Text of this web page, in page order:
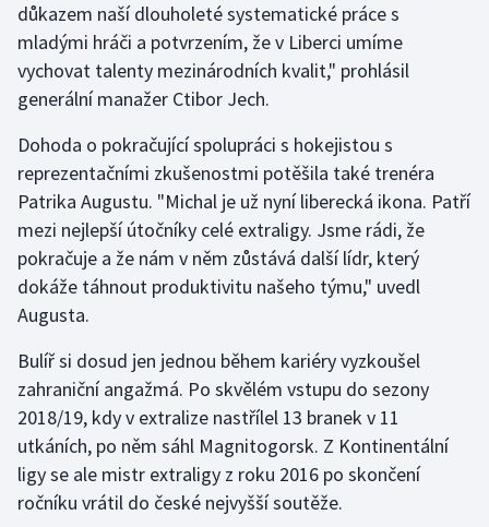
Jezdectví
Judo
Lezení
Lyže a snowboard
Moderní pětiboj
Olympijské hry
Parasport
Plavání
důkazem naší dlouholeté systematické práce s
mladými hráči a potvrzením, že v Liberci umíme
vychovat talenty mezinárodních kvalit," prohlásil
generální manažer Ctibor Jech.
Dohoda o pokračující spolupráci s hokejistou s
reprezentačními zkušenostmi potěšila také trenéra
Patrika Augustu. "Michal je už nyní liberecká ikona. Patří
mezi nejlepší útočníky celé extraligy. Jsme rádi, že
pokračuje a že nám v něm zůstává další lídr, který
dokáže táhnout produktivitu našeho týmu," uvedl
Augusta.
Bulíř si dosud jen jednou během kariéry vyzkoušel
zahraniční angažmá. Po skvělém vstupu do sezony
2018/19, kdy v extralize nastřílel 13 branek v 11
utkáních, po něm sáhl Magnitogorsk. Z Kontinentální
ligy se ale mistr extraligy z roku 2016 po skončení
ročníku vrátil do české nejvyšší soutěže.